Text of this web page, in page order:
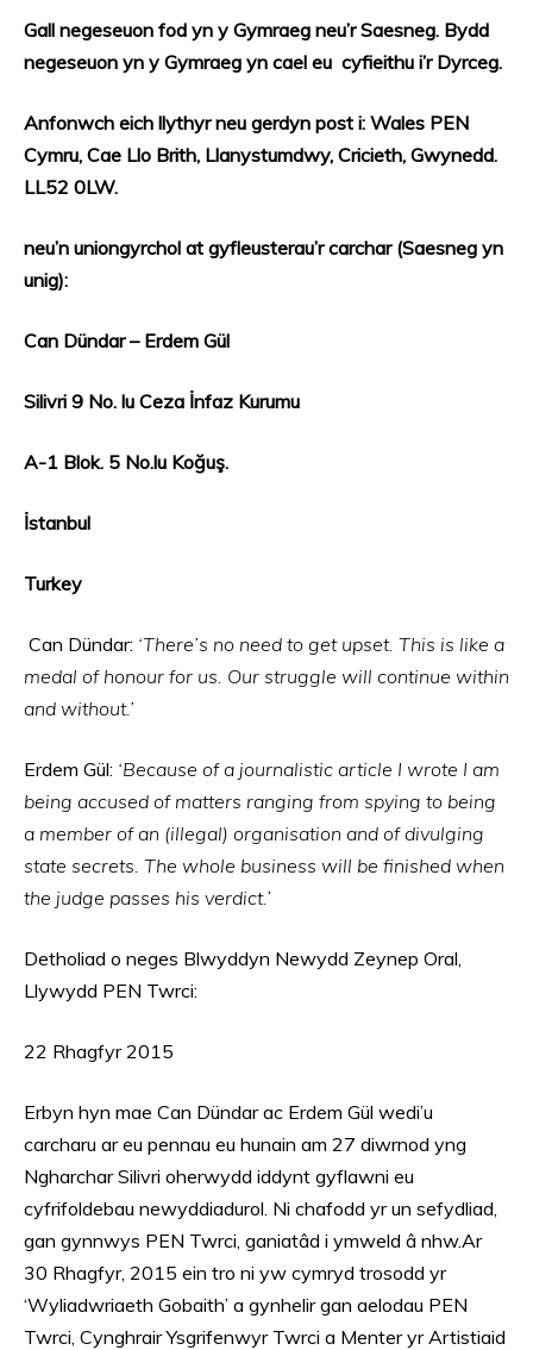
Gall negeseuon fod yn y Gymraeg neu’r Saesneg. Bydd
negeseuon yn y Gymraeg yn cael eu cyfieithu i’r Dyrceg.
Anfonwch eich llythyr neu gerdyn post i: Wales PEN
Cymru, Cae Llo Brith, Llanystumdwy, Cricieth, Gwynedd.
LL52 0LW.
neu’n uniongyrchol at gyfleusterau’r carchar (Saesneg yn
unig):
Can Dündar – Erdem Gül
Silivri 9 No. lu Ceza İnfaz Kurumu
A-1 Blok. 5 No.lu Koğuş.
İstanbul
Turkey
Can Dündar: ‘There’s no need to get upset. This is like a
medal of honour for us. Our struggle will continue within
and without.’
Erdem Gül: ‘Because of a journalistic article I wrote I am
being accused of matters ranging from spying to being
a member of an (illegal) organisation and of divulging
state secrets. The whole business will be finished when
the judge passes his verdict.’
Detholiad o neges Blwyddyn Newydd Zeynep Oral,
Llywydd PEN Twrci:
22 Rhagfyr 2015
Erbyn hyn mae Can Dündar ac Erdem Gül wedi’u
carcharu ar eu pennau eu hunain am 27 diwrnod yng
Ngharchar Silivri oherwydd iddynt gyflawni eu
cyfrifoldebau newyddiadurol. Ni chafodd yr un sefydliad,
gan gynnwys PEN Twrci, ganiatâd i ymweld â nhw.Ar
30 Rhagfyr, 2015 ein tro ni yw cymryd trosodd yr
‘Wyliadwriaeth Gobaith’ a gynhelir gan aelodau PEN
Twrci, Cynghrair Ysgrifenwyr Twrci a Menter yr Artistiaid